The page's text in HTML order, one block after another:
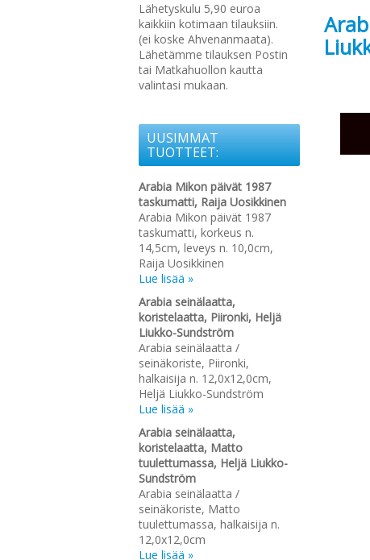
Lähetyskulu 5,90 euroa
kaikkiin kotimaan tilauksiin.
(ei koske Ahvenanmaata).
Lähetämme tilauksen Postin
tai Matkahuollon kautta
valintasi mukaan.
UUSIMMAT
TUOTTEET:
Arabia Mikon päivät 1987
taskumatti, Raija Uosikkinen
Arabia Mikon päivät 1987
taskumatti, korkeus n.
14,5cm, leveys n. 10,0cm,
Raija Uosikkinen
Lue lisää »
Arabia seinälaatta,
koristelaatta, Piironki, Heljä
Liukko-Sundström
Arabia seinälaatta /
seinäkoriste, Piironki,
halkaisija n. 12,0x12,0cm,
Heljä Liukko-Sundström
Lue lisää »
Arabia seinälaatta,
koristelaatta, Matto
tuulettumassa, Heljä Liukko-
Sundström
Arabia seinälaatta /
seinäkoriste, Matto
tuulettumassa, halkaisija n.
12,0x12,0cm
Lue lisää »